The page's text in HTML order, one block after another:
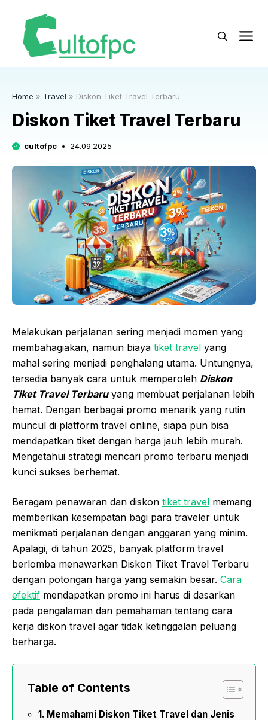
Home » Travel » Diskon Tiket Travel Terbaru
Diskon Tiket Travel Terbaru
cultofpc 24.09.2025
Melakukan perjalanan sering menjadi momen yang
membahagiakan, namun biaya tiket travel yang
mahal sering menjadi penghalang utama. Untungnya,
tersedia banyak cara untuk memperoleh Diskon
Tiket Travel Terbaruyang membuat perjalanan lebih
hemat. Dengan berbagai promo menarik yang rutin
muncul di platform travel online, siapa pun bisa
mendapatkan tiket dengan harga jauh lebih murah.
Mengetahui strategi mencari promo terbaru menjadi
kunci sukses berhemat.
Beragam penawaran dan diskon tiket travel memang
memberikan kesempatan bagi para traveler untuk
menikmati perjalanan dengan anggaran yang minim.
Apalagi, di tahun 2025, banyak platform travel
berlomba menawarkan Diskon Tiket Travel Terbaru
dengan potongan harga yang semakin besar. Cara
efektif mendapatkan promo ini harus di dasarkan
pada pengalaman dan pemahaman tentang cara
kerja diskon travel agar tidak ketinggalan peluang
berharga.
Table of Contents
Memahami Diskon Tiket Travel dan Jenis